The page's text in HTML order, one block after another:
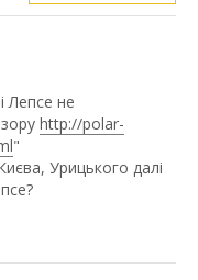
Лепсе не
http://polar-
"
Урицького далі